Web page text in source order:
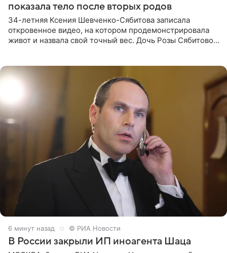
показала тело после вторых родов
34-летняя Ксения Шевченко-Сябитова записала
откровенное видео, на котором продемонстрировала
живот и назвала свой точный вес. Дочь Розы Сябитовой
7 минут назад © РИА Новости
В России закрыли ИП иноагента Шаца